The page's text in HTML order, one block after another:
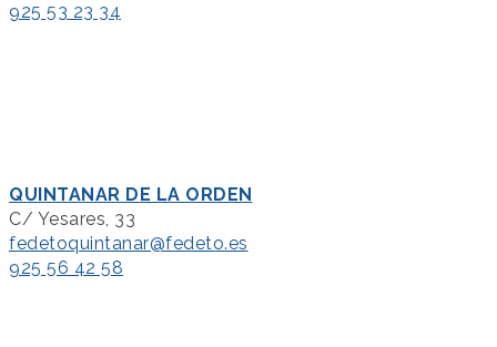
925 53 23 34
QUINTANAR DE LA ORDEN
C/ Yesares, 33
fedetoquintanar@fedeto.es
925 56 42 58